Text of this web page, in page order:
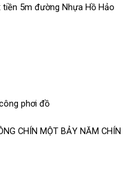
5m đường Nhựa Hồ Hảo
phơi đồ
CHÍN MỘT BẢY NĂM CHÍN